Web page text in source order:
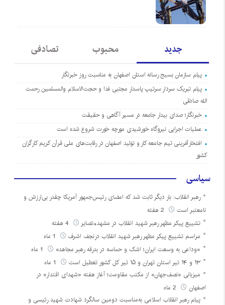
جدید محبوب تصادفی
پیام سازمان بسیج رسانه استان اصفهان به مناسبت روز خبرنگار
پیام تبریک سردار سرتیپ پاسدار مجتبی فدا و حجت‌الاسلام والمسلمین رحمت
الله صادقی
خبرنگار؛ صدای بیدار جامعه در مسیر آگاهی و حقیقت
عملیات اجرایی نیروگاه خورشیدی مورچه خورت شروع شده است
افتخارآفرینی تیم جامعه کار و تولید اصفهان در رقابت‌های ملی قرآن کریم کارگران
کشور
سیاسی
رهبر انقلاب: بار دیگر ثابت شد که امضای رئیس‌جمهور آمریکا چقدر بی‌ارزش و
نامعتبر است
تشییع پیکر مطهر رهبر شهید انقلاب در مشهد+تصایر
مراسم تشییع پیکر مطهر رهبر شهید انقلاب درنجف اشرف
«وداعی به وسعت ایران؛ اشک و حماسه در بدرقه رهبر مجاهد»
۱۳ و ۱۴ تیر استان تهران و ۱۵ تیر کل کشور تعطیل است
میزبانی «نصف‌جهان» از مکتب مقاومت؛ آغاز هفته «شهدای اقتدار» در
اصفهان
پیام رهبر انقلاب اسلامی به‌مناسبت دومین سالگرد شهادت شهید رئیسی و